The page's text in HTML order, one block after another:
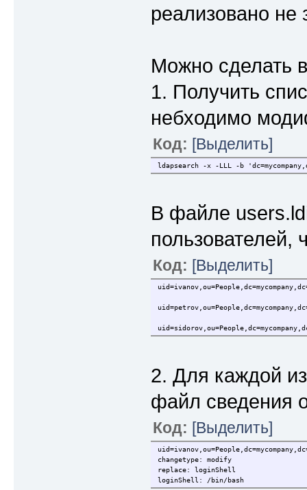
реализовано не
Можно сделать
1. Получить
небходимо
Код: [Выделить]
ldapsearch -x -LLL -b
В файле
пользователей,
Код: [Выделить]
2. Для каждой
файл сведения
Код: [Выделить]
changetype: modify
replace: loginShell
loginShell: /bin/bash